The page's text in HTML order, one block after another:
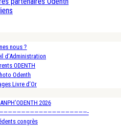
nous ?
d’Administration
ODENTH
Odenth
Livre d’Or
2026
congrès